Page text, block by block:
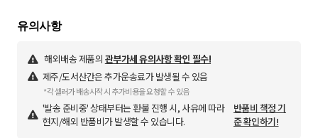
유의사항
해외배송 제품의 관부가세 유의사항 확인 필수!
제주/도서산간은 추가운송료가 발생될 수 있음
*각 셀러가 배송시작 시 추가비용을 요청할 수 있음
'발송 준비중' 상태부터는 환불 진행 시, 사유에 따라
현지/해외 반품비가 발생할 수 있습니다.
반품비 책정 기
준 확인하기!